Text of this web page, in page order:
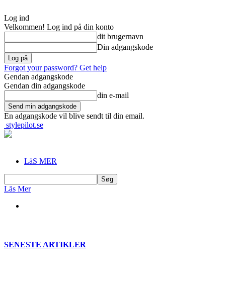
Log ind
Velkommen! Log ind på din konto
dit brugernavn
Din adgangskode
Forgot your password? Get help
Gendan adgangskode
Gendan din adgangskode
din e-mail
En adgangskode vil blive sendt til din email.
stylepilot.se
LäS MER
Läs Mer
SENESTE ARTIKLER